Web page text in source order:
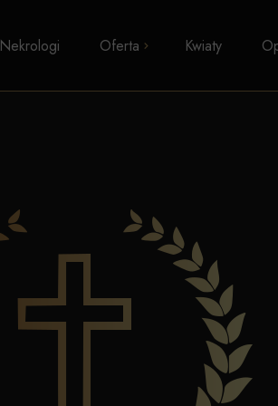
Nekrologi Oferta
Pogrzeby wyznaniowe
Kwiaty